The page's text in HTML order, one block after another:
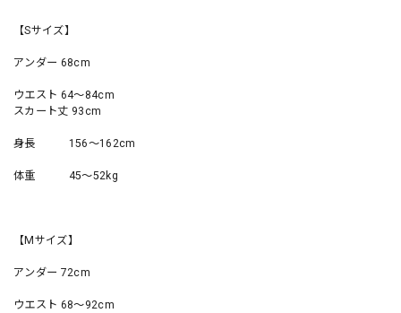
【Sサイズ】
アンダー 68cm
ウエスト 64〜84cm
スカート丈 93cm
身長 156〜162cm
体重 45〜52kg
【Mサイズ】
アンダー 72cm
ウエスト 68〜92cm